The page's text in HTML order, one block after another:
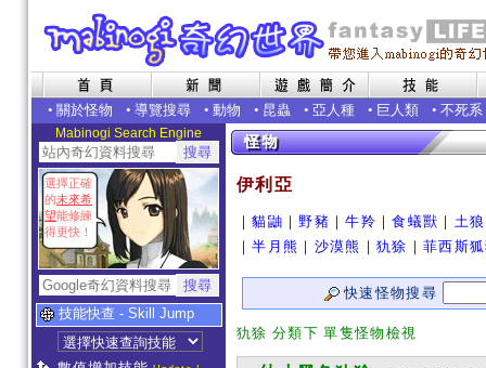
• 關於怪物 • 導覽搜尋 • 動物 • 昆蟲 • 亞人種 • 巨人類 • 不死系
Mabinogi Search Engine
選擇正確
的未來希
望能修練
得更快！
技能快查 - Skill Jump
伊利亞
｜貓鼬 ｜野豬 ｜牛羚 ｜食蟻獸 ｜ 土狼
｜半月熊 ｜ 沙漠熊 ｜犰狳 ｜菲西斯
快速怪物搜尋
犰狳 分類下 單隻怪物檢視